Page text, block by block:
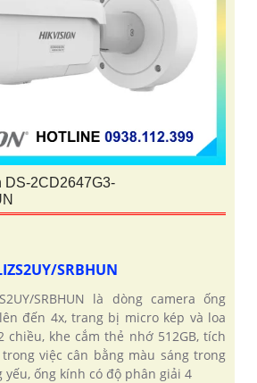
DS-2CD2647G3-
SRBHUN
SRBHUN là dòng camera ống
đến 4x, trang bị micro kép và loa
khe cắm thẻ nhớ 512GB, tích
việc cân bằng màu sáng trong
yếu, ống kính có độ phân giải 4